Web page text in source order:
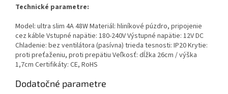
Technické parametre:
Model: ultra slim 4A 48W Materiál: hliníkové púzdro, pripojenie
cez káble Vstupné napätie: 180-240V Výstupné napätie: 12V DC
Chladenie: bez ventilátora (pasívna) trieda tesnosti: IP20 Krytie:
proti preťaženiu, proti prepätiu Veľkosť: dĺžka 26cm / výška
1,7cm Certifikáty: CE, RoHS
Dodatočné parametre